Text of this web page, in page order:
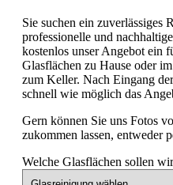
Sie suchen ein zuverlässiges
professionelle und
kostenlos unser Angebot ein
Glasflächen zu Hause oder
zum Keller. Nach Eingang
schnell wie möglich das
Gern können Sie uns Fotos
zukommen lassen, entweder
Welche Glasflächen sollen